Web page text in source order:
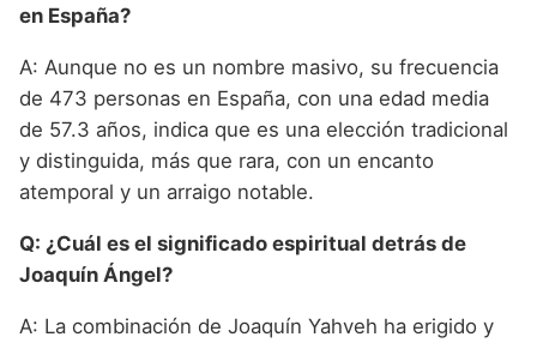
en España?
A: Aunque no es un nombre masivo, su frecuencia
de 473 personas en España, con una edad media
de 57.3 años, indica que es una elección tradicional
y distinguida, más que rara, con un encanto
atemporal y un arraigo notable.
Q: ¿Cuál es el significado espiritual detrás de
Joaquín Ángel?
A: La combinación de Joaquín Yahveh ha erigido y